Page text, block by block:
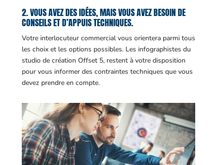
2. VOUS AVEZ DES IDÉES, MAIS VOUS AVEZ BESOIN DE
CONSEILS ET D’APPUIS TECHNIQUES.
Votre interlocuteur commercial vous orientera parmi tous
les choix et les options possibles. Les infographistes du
studio de création Offset 5, restent à votre disposition
pour vous informer des contraintes techniques que vous
devez prendre en compte.